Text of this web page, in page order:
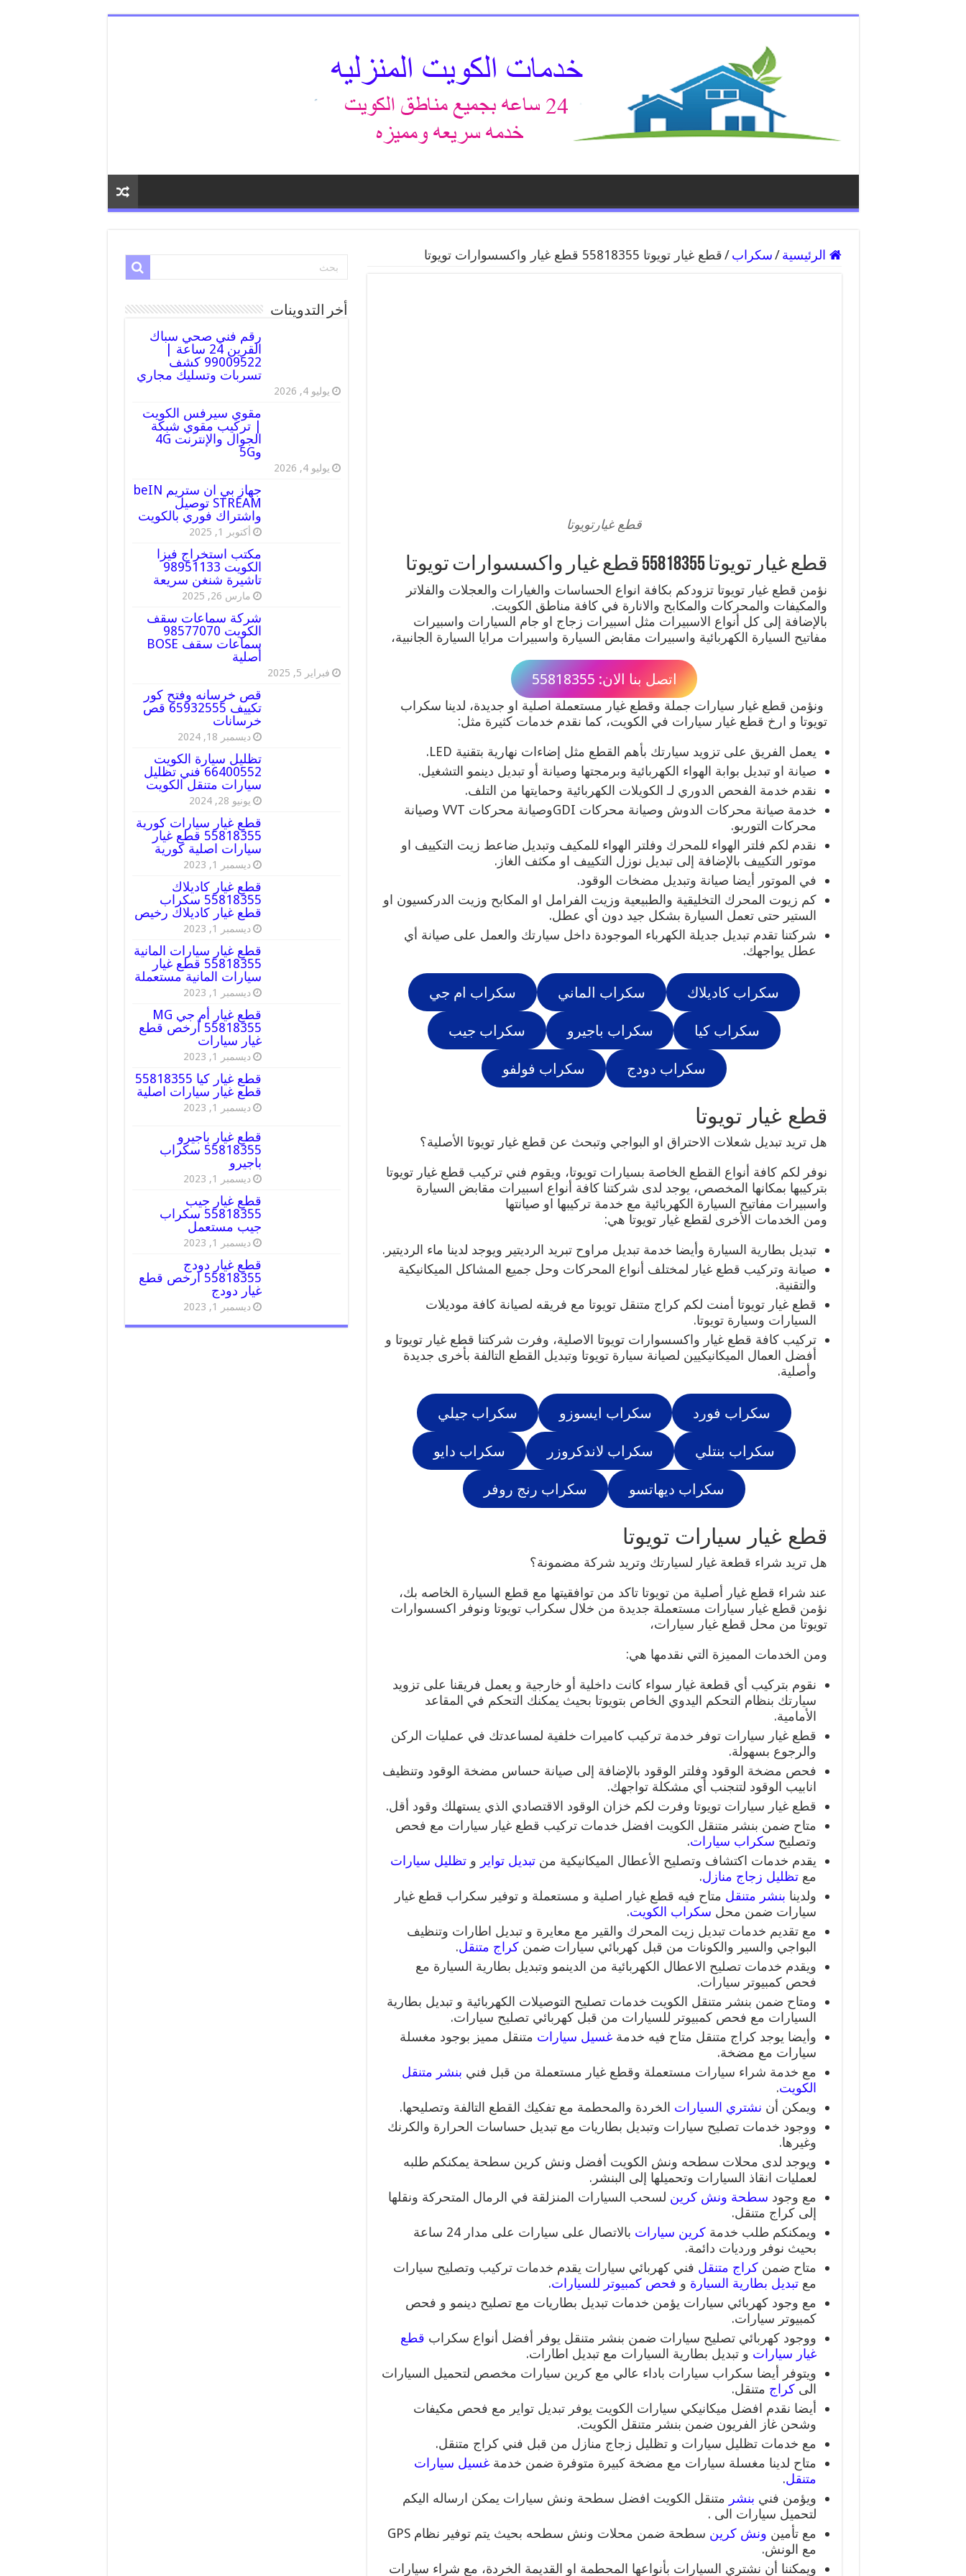
الرئيسية /سكراب /قطع غيار تويوتا 55818355 قطع غيار واكسسوارات تويوتا
قطع غيارتويوتا
قطع غيار تويوتا 55818355 قطع غيار واكسسوارات تويوتا
نؤمن قطع غيار تويوتا تزودكم بكافة انواع الحساسات والغيارات والعجلات والفلاتر
والمكيفات والمحركات والمكابح والانارة في كافة مناطق الكويت.
بالإضافة إلى كل أنواع الاسبيرات مثل اسبيرات زجاج او جام السيارات واسبيرات
مفاتيح السيارة الكهربائية واسبيرات مقابض السيارة واسبيرات مرايا السيارة الجانبية،
اتصل بنا الان: 55818355
ونؤمن قطع غيار سيارات جملة وقطع غيار مستعملة اصلية او جديدة، لدينا سكراب
تويوتا و ارخ قطع غيار سيارات في الكويت، كما نقدم خدمات كثيرة مثل:
يعمل الفريق على تزويد سيارتك بأهم القطع مثل إضاءات نهارية بتقنية LED.
صيانة او تبديل بوابة الهواء الكهربائية وبرمجتها وصيانة أو تبديل دينمو التشغيل.
نقدم خدمة الفحص الدوري لـ الكويلات الكهربائية وحمايتها من التلف.
خدمة صيانة محركات الدوش وصيانة محركات GDIوصيانة محركات VVT وصيانة
محركات التوربو.
نقدم لكم فلتر الهواء للمحرك وفلتر الهواء للمكيف وتبديل ضاعط زيت التكييف او
موتور التكييف بالإضافة إلى تبديل نوزل التكييف او مكثف الغاز.
في الموتور أيضا صيانة وتبديل مضخات الوقود.
كم زيوت المحرك التخليقية والطبيعية وزيت الفرامل او المكابح وزيت الدركسيون او
الستير حتى تعمل السيارة بشكل جيد دون أي عطل.
شركتنا تقدم تبديل جديلة الكهرباء الموجودة داخل سيارتك والعمل على صيانة أي
عطل يواجهك.
سكراب كاديلاك سكراب الماني سكراب ام جي
سكراب كيا سكراب باجيرو سكراب جيب
سكراب دودج سكراب فولفو
قطع غيار تويوتا
هل تريد تبديل شعلات الاحتراق او البواجي وتبحث عن قطع غيار تويوتا الأصلية؟
نوفر لكم كافة أنواع القطع الخاصة بسيارات تويوتا، ويقوم فني تركيب قطع غيار تويوتا
بتركيبها بمكانها المخصص، يوجد لدى شركتنا كافة أنواع اسبيرات مقابض السيارة
واسبيرات مفاتيح السيارة الكهربائية مع خدمة تركيبها او صيانتها
ومن الخدمات الأخرى لقطع غيار تويوتا هي:
تبديل بطارية السيارة وأيضا خدمة تبديل مراوح تبريد الرديتير ويوجد لدينا ماء الرديتير.
صيانة وتركيب قطع غيار لمختلف أنواع المحركات وحل جميع المشاكل الميكانيكية
والتقنية.
قطع غيار تويوتا أمنت لكم كراج متنقل تويوتا مع فريقه لصيانة كافة موديلات
السيارات وسيارة تويوتا.
تركيب كافة قطع غيار واكسسوارات تويوتا الاصلية، وفرت شركتنا قطع غيار تويوتا و
أفضل العمال الميكانيكيين لصيانة سيارة تويوتا وتبديل القطع التالفة بأخرى جديدة
وأصلية.
سكراب فورد سكراب ايسوزو سكراب جيلي
سكراب بنتلي سكراب لاندكروزر سكراب دايو
سكراب ديهاتسو سكراب رنج روفر
قطع غيار سيارات تويوتا
هل تريد شراء قطعة غيار لسيارتك وتريد شركة مضمونة؟
عند شراء قطع غيار أصلية من تويوتا تاكد من توافقيتها مع قطع السيارة الخاصه بك،
نؤمن قطع غيار سيارات مستعملة جديدة من خلال سكراب تويوتا ونوفر اكسسوارات
تويوتا من محل قطع غيار سيارات،
ومن الخدمات المميزة التي نقدمها هي:
نقوم بتركيب أي قطعة غيار سواء كانت داخلية أو خارجية و يعمل فريقنا على تزويد
سيارتك بنظام التحكم اليدوي الخاص بتويوتا بحيث يمكنك التحكم في المقاعد
الأمامية.
قطع غيار سيارات توفر خدمة تركيب كاميرات خلفية لمساعدتك في عمليات الركن
والرجوع بسهولة.
فحص مضخة الوقود وفلتر الوقود بالإضافة إلى صيانة حساس مضخة الوقود وتنظيف
انابيب الوقود لتنجنب أي مشكلة تواجهك.
قطع غيار سيارات تويوتا وفرت لكم خزان الوقود الاقتصادي الذي يستهلك وقود أقل.
متاح ضمن بنشر متنقل الكويت افضل خدمات تركيب قطع غيار سيارات مع فحص
وتصليح سكراب سيارات.
يقدم خدمات اكتشاف وتصليح الأعطال الميكانيكية منتبديل تواير وتظليل سيارات
معتظليل زجاج منازل.
ولدينا بنشر متنقل متاح فيه قطع غيار اصلية و مستعملة و توفير سكراب قطع غيار
سيارات ضمن محل سكراب الكويت.
مع تقديم خدمات تبديل زيت المحرك والقير مع معايرة و تبديل اطارات وتنظيف
البواجي والسير والكونات من قبل كهربائي سيارات ضمنكراج متنقل.
ويقدم خدمات تصليح الاعطال الكهربائية من الدينمو وتبديل بطارية السيارة مع
فحص كمبيوتر سيارات.
ومتاح ضمن بنشر متنقل الكويت خدمات تصليح التوصيلات الكهربائية و تبديل بطارية
السيارات مع فحص كمبيوتر للسيارات من قبل كهربائي تصليح سيارات.
وأيضا يوجد كراج متنقل متاح فيه خدمةغسيل سيارات متنقل مميز بوجود مغسلة
سيارات مع مضخة.
مع خدمة شراء سيارات مستعملة وقطع غيار مستعملة من قبل فني بنشر متنقل
الكويت.
ويمكن أن نشتري السيارات الخردة والمحطمة مع تفكيك القطع التالفة وتصليحها.
ووجود خدمات تصليح سيارات وتبديل بطاريات مع تبديل حساسات الحرارة والكرنك
وغيرها.
ويوجد لدى محلات سطحه ونش الكويت أفضل ونش كرين سطحة يمكنكم طلبه
لعمليات انقاذ السيارات وتحميلها إلى البنشر.
مع وجود سطحة ونش كرين لسحب السيارات المنزلقة في الرمال المتحركة ونقلها
إلى كراج متنقل.
ويمكنكم طلب خدمةكرين سيارات
بالاتصال على سيارات على مدار 24 ساعة
بحيث نوفر ورديات دائمة.
متاح ضمنكراج متنقل فني كهربائي سيارات يقدم خدمات تركيب وتصليح سيارات
معتبديل بطارية السيارة و فحص كمبيوتر للسيارات.
مع وجود كهربائي سيارات يؤمن خدمات تبديل بطاريات مع تصليح دينمو و فحص
كمبيوتر سيارات.
ووجود كهربائي تصليح سيارات ضمن بنشر متنقل يوفر أفضل أنواع سكراب قطع
غيار سيارات و تبديل بطارية السيارات مع تبديل اطارات.
ويتوفر أيضا سكراب سيارات باداء عالي مع كرين سيارات مخصص لتحميل السيارات
الىكراج متنقل.
أيضا نقدم افضل ميكانيكي سيارات الكويت يوفر تبديل تواير مع فحص مكيفات
وشحن غاز الفريون ضمن بنشر متنقل الكويت.
مع خدمات تظليل سيارات و تظليل زجاج منازل من قبل فني كراج متنقل.
متاح لدينا مغسلة سيارات مع مضخة كبيرة متوفرة ضمن خدمةغسيل سيارات
متنقل.
ويؤمن فني بنشر متنقل الكويت افضل سطحة ونش سيارات يمكن ارساله اليكم
لتحميل سيارات الى .
مع تأمين ونش كرين
سطحة ضمن محلات ونش سطحه بحيث يتم توفير نظام GPS
مع الونش.
ويمكننا أن نشتري السيارات بأنواعها المحطمة او القديمة الخردة، مع شراء سيارات
أخر التدوينات
رقم فني صحي سباك
القرين 24 ساعة |
99009522 كشف
تسربات وتسليك مجاري
يوليو 4, 2026
مقوي سيرفس الكويت
| تركيب مقوي شبكة
الجوال والإنترنت 4G
و5G
يوليو 4, 2026
جهاز بي ان ستريم beIN
STREAM توصيل
واشتراك فوري بالكويت
أكتوبر 1, 2025
مكتب استخراج فيزا
الكويت 98951133
تاشيرة شنغن سريعة
مارس 26, 2025
شركة سماعات سقف
الكويت 98577070
سماعات سقف BOSE
أصلية
فبراير 5, 2025
قص خرسانه وفتح كور
تكييف 65932555 قص
خرسانات
ديسمبر 18, 2024
تظليل سيارة الكويت
66400552 فني تظليل
سيارات متنقل الكويت
يونيو 28, 2024
قطع غيار سيارات كورية
55818355 قطع غيار
سيارات اصلية كورية
ديسمبر 1, 2023
قطع غيار كاديلاك
55818355 سكراب
قطع غيار كاديلاك رخيص
ديسمبر 1, 2023
قطع غيار سيارات المانية
55818355 قطع غيار
سيارات المانية مستعملة
ديسمبر 1, 2023
قطع غيار أم جي MG
55818355 أرخص قطع
غيار سيارات
ديسمبر 1, 2023
قطع غيار كيا 55818355
قطع غيار سيارات اصلية
ديسمبر 1, 2023
قطع غيار باجيرو
55818355 سكراب
باجيرو
ديسمبر 1, 2023
قطع غيار جيب
55818355 سكراب
جيب مستعمل
ديسمبر 1, 2023
قطع غيار دودج
55818355 ارخص قطع
غيار دودج
ديسمبر 1, 2023